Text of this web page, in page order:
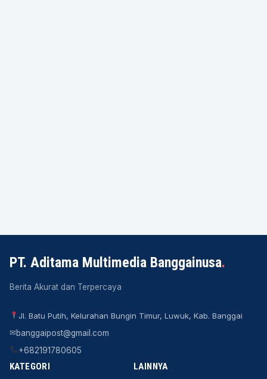
PT. Aditama Multimedia Banggainusa.
Berita Akurat dan Terpercaya
Jl. Batu Putih, Kelurahan Bungin Timur, Luwuk, Kab. Banggai
✉banggaipost@gmail.com
+682191780605
KATEGORI LAINNYA